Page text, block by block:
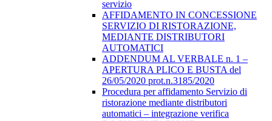
servizio
AFFIDAMENTO IN CONCESSIONE
SERVIZIO DI RISTORAZIONE,
MEDIANTE DISTRIBUTORI
AUTOMATICI
ADDENDUM AL VERBALE n. 1 –
APERTURA PLICO E BUSTA del
26/05/2020 prot.n.3185/2020
Procedura per affidamento Servizio di
ristorazione mediante distributori
automatici – integrazione verifica